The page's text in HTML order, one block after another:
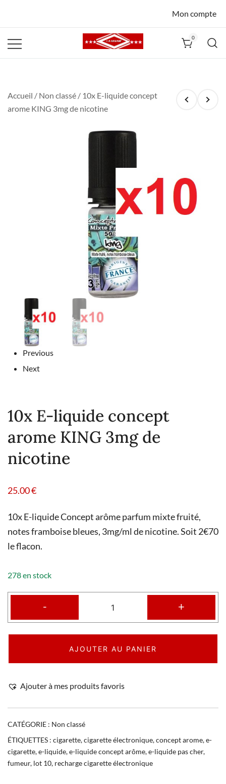
Mon compte
0
Accueil / Non classé / 10x E-liquide concept
arome KING 3mg de nicotine
Previous
Next
10x E-liquide concept
arome KING 3mg de
nicotine
25.00€
10x E-liquide Concept arôme parfum mixte fruité,
notes framboise bleues, 3mg/ml de nicotine. Soit 2€70
le flacon.
278 en stock
- +
AJOUTER AU PANIER
Ajouter à mes produits favoris
CATÉGORIE : Non classé
ÉTIQUETTES : cigarette,cigarette électronique,concept arome,e-
cigarette,e-liquide,e-liquide concept arôme,e-liquide pas cher,
fumeur, lot 10, recharge cigarette électronique